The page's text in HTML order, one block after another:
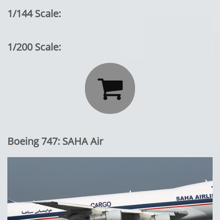
1/144 Scale:
1/200 Scale:

Boeing 747: SAHA Air